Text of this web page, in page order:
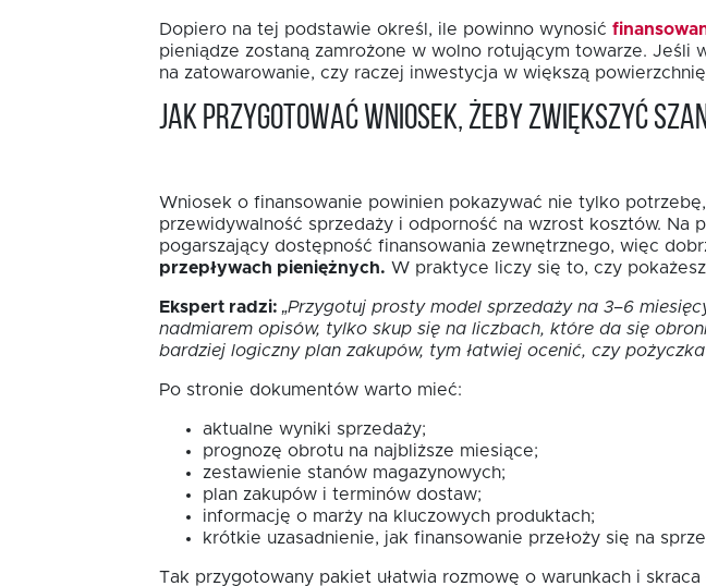
Dopiero na tej podstawie określ, ile powinno wynosić
pieniądze zostaną zamrożone w wolno rotującym towarze.
na zatowarowanie, czy raczej inwestycja w większą
Jak przygotować wniosek, żeby zwiększyć
Wniosek o finansowanie powinien pokazywać nie tylko
przewidywalność sprzedaży i odporność na wzrost kosztów.
pogarszający dostępność finansowania zewnętrznego, więc
przepływach pieniężnych. W praktyce liczy się to, czy
Ekspert radzi: „Przygotuj prosty model sprzedaży na 3–6
nadmiarem opisów, tylko skup się na liczbach, które da się
bardziej logiczny plan zakupów, tym łatwiej ocenić, czy
Po stronie dokumentów warto mieć:
aktualne wyniki sprzedaży;
prognozę obrotu na najbliższe miesiące;
zestawienie stanów magazynowych;
plan zakupów i terminów dostaw;
informację o marży na kluczowych produktach;
krótkie uzasadnienie, jak finansowanie przełoży się na
Tak przygotowany pakiet ułatwia rozmowę o warunkach i